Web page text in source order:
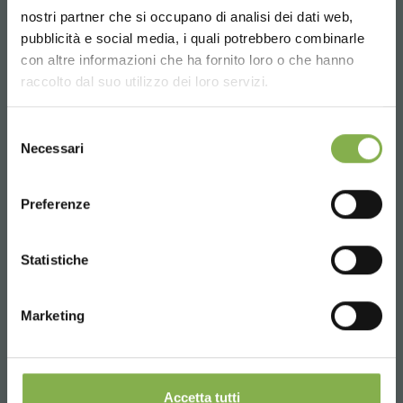
nostri partner che si occupano di analisi dei dati web,
pubblicità e social media, i quali potrebbero combinarle
con altre informazioni che ha fornito loro o che hanno
raccolto dal suo utilizzo dei loro servizi.
delNecessari
Preferenze
Statistiche
Marketing
Accetta tutti
-26%
Choose the country you are in and your
language for a better browsing experience